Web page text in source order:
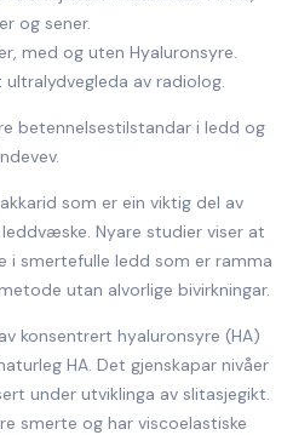
og sener.
med og uten Hyaluronsyre.
av radiolog.
betennelsestilstandar i ledd og
som er ein viktig del av
Nyare studier viser at
i smertefulle ledd som er ramma
utan alvorlige bivirkningar.
konsentrert hyaluronsyre (HA)
HA. Det gjenskapar nivåer
under utviklinga av slitasjegikt.
smerte og har viscoelastiske